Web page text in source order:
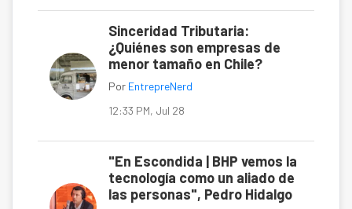
Sinceridad Tributaria:
¿Quiénes son empresas de
menor tamaño en Chile?
Por EntrepreNerd
12:33 PM, Jul 28
"En Escondida | BHP vemos la
tecnología como un aliado de
las personas", Pedro Hidalgo